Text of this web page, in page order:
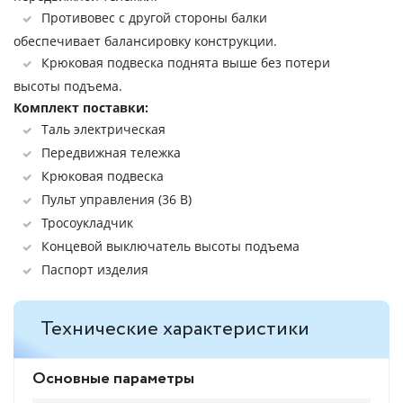
Противовес с другой стороны балки
обеспечивает балансировку конструкции.
Крюковая подвеска поднята выше без потери
высоты подъема.
Комплект поставки:
Таль электрическая
Передвижная тележка
Крюковая подвеска
Пульт управления (36 В)
Тросоукладчик
Концевой выключатель высоты подъема
Паспорт изделия
Технические характеристики
Основные параметры